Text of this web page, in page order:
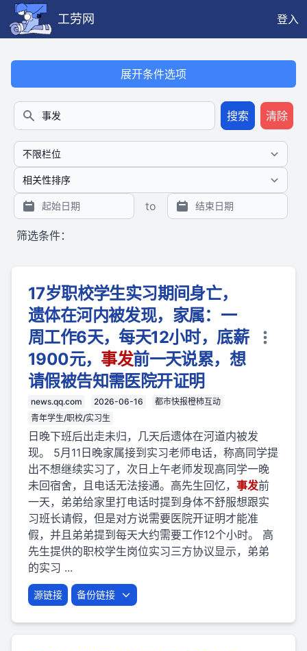
工劳网
登入
展开条件选项
搜索
搜索 清除
to
筛选条件：
17岁职校学生实习期间身亡，
遗体在河内被发现，家属：一
周工作6天，每天12小时，底薪
1900元， 事发前一天说累，想
请假被告知需医院开证明
news.qq.com 2026-06-16
都市快报橙柿互动
青年学生/职校/实习生
日晚下班后出走未归，几天后遗体在河道内被发
现。 5月11日晚家属接到实习老师电话，称高同学提
出不想继续实习了，次日上午老师发现高同学一晚
未回宿舍，且电话无法接通。高先生回忆， 事发前
一天，弟弟给家里打电话时提到身体不舒服想跟实
习班长请假，但是对方说需要医院开证明才能准
假，并且弟弟提到每天大约需要工作12个小时。 高
先生提供的职校学生岗位实习三方协议显示，弟弟
的实习 ...
源链接 备份链接